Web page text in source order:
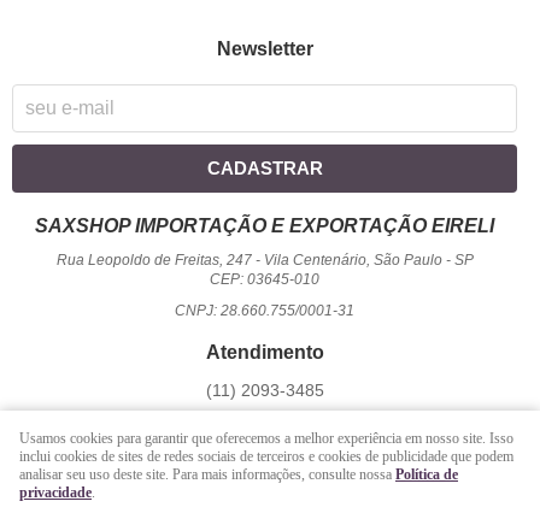
Newsletter
CADASTRAR
SAXSHOP IMPORTAÇÃO E EXPORTAÇÃO EIRELI
Rua Leopoldo de Freitas, 247- Vila Centenário, São Paulo- SP
CEP: 03645-010
CNPJ: 28.660.755/0001-31
Atendimento
(11) 2093-3485
Seg a Sex - 09 hrs às 17:00 hrs / Sáb - 09 hrs às 13 hrs.
atendimento@saxshop.com.br
Usamos cookies para garantir que oferecemos a melhor experiência em nosso site. Isso
inclui cookies de sites de redes sociais de terceiros e cookies de publicidade que podem
analisar seu uso deste site. Para mais informações, consulte nossa Política de
privacidade.